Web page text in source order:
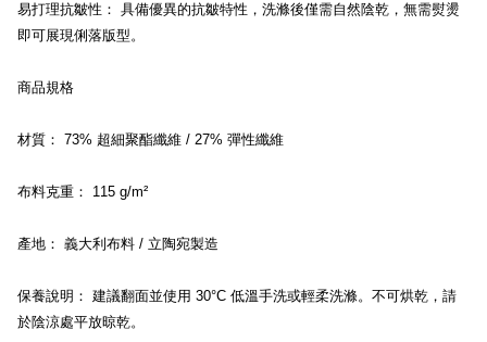
易打理抗皺性： 具備優異的抗皺特性，洗滌後僅需自然陰乾，無需熨燙
即可展現俐落版型。
商品規格
材質： 73% 超細聚酯纖維 / 27% 彈性纖維
布料克重： 115 g/m²
產地： 義大利布料 / 立陶宛製造
保養說明： 建議翻面並使用 30°C 低溫手洗或輕柔洗滌。不可烘乾，請
於陰涼處平放晾乾。